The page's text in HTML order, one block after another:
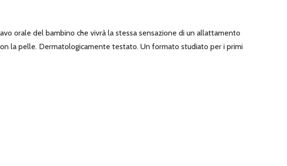
orale del bambino che vivrà la stessa sensazione di un allattamento
la pelle. Dermatologicamente testato. Un formato studiato per i primi